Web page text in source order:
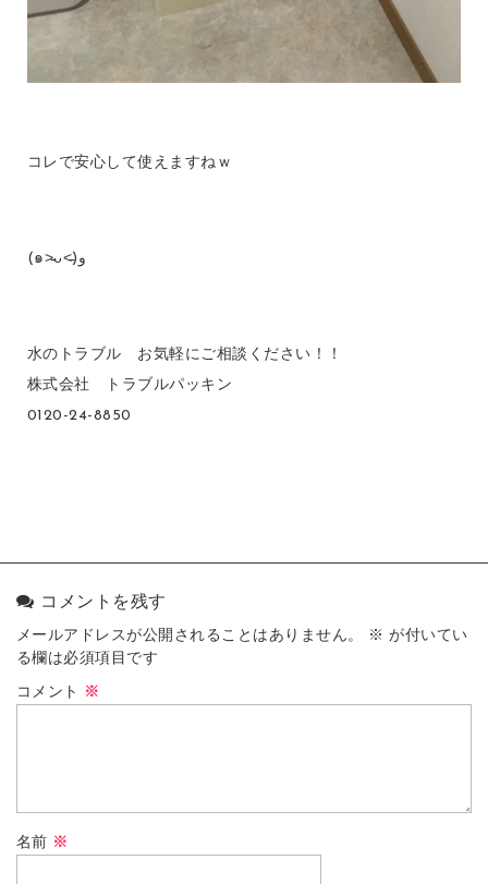
コレで安心して使えますねｗ
(๑˃̵ᴗ˂̵)و
水のトラブル お気軽にご相談ください！！
株式会社 トラブルパッキン
0120-24-8850
コメントを残す
メールアドレスが公開されることはありません。 ※ が付いてい
る欄は必須項目です
コメント ※
名前 ※